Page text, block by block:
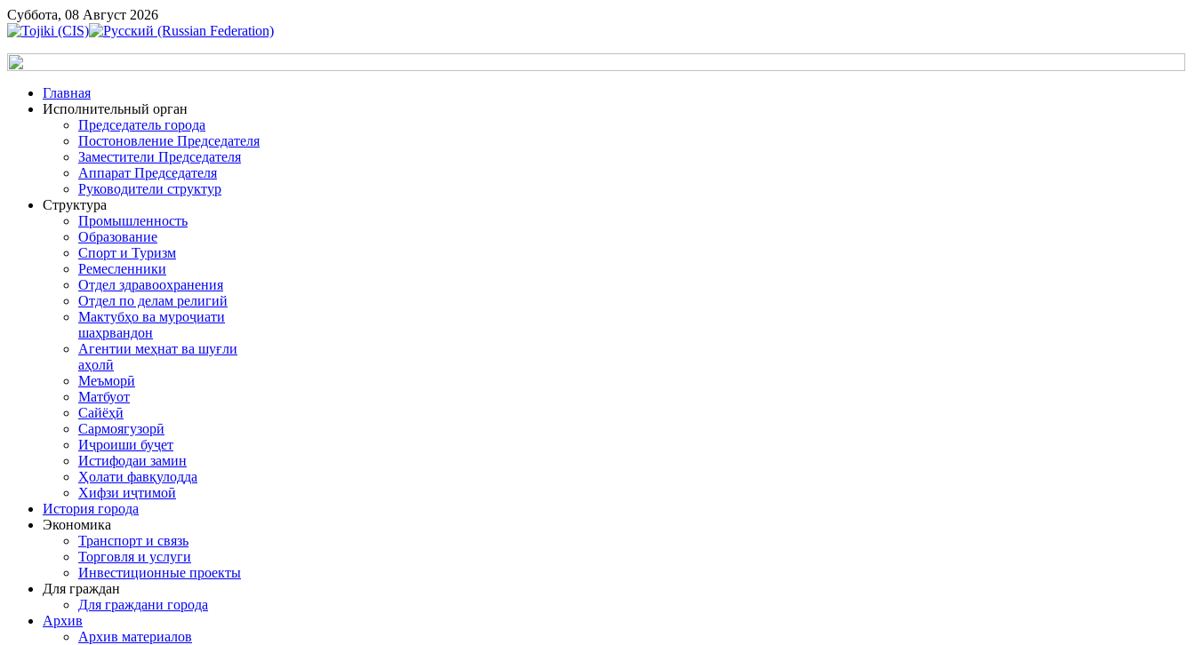
Суббота, 08 Август 2026
Главная
Исполнительный орган
Председатель города
Постоновление Председателя
Заместители Председателя
Аппарат Председателя
Руководители структур
Структура
Промышленность
Образование
Спорт и Туризм
Ремесленники
Отдел здравоохранения
Отдел по делам религий
Мактубҳо ва муроҷиати
шаҳрвандон
Агентии меҳнат ва шуғли
аҳолӣ
Меъморӣ
Матбуот
Сайёҳӣ
Сармоягузорӣ
Иҷроиши буҷет
Истифодаи замин
Ҳолати фавқулодда
Хифзи иҷтимоӣ
История города
Экономика
Транспорт и связь
Торговля и услуги
Инвестиционные проекты
Для граждан
Для граждани города
Архив
Архив материалов